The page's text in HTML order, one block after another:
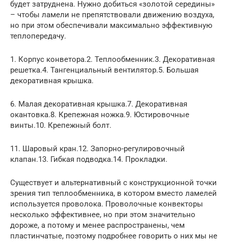
будет затруднена. Нужно добиться «золотой середины»
– чтобы ламели не препятствовали движению воздуха,
но при этом обеспечивали максимально эффективную
теплопередачу.
1. Корпус конветора.2. Теплообменник.3. Декоративная
решетка.4. Тангенциальный вентилятор.5. Большая
декоративная крышка.
6. Малая декоративная крышка.7. Декоративная
окантовка.8. Крепежная ножка.9. Юстировочные
винты.10. Крепежный болт.
11. Шаровый кран.12. Запорно-регулировочный
клапан.13. Гибкая подводка.14. Прокладки.
Существует и альтернативный с конструкционной точки
зрения тип теплообменника, в котором вместо ламелей
используется проволока. Проволочные конвекторы
несколько эффективнее, но при этом значительно
дороже, а потому и менее распространены, чем
пластинчатые, поэтому подробнее говорить о них мы не